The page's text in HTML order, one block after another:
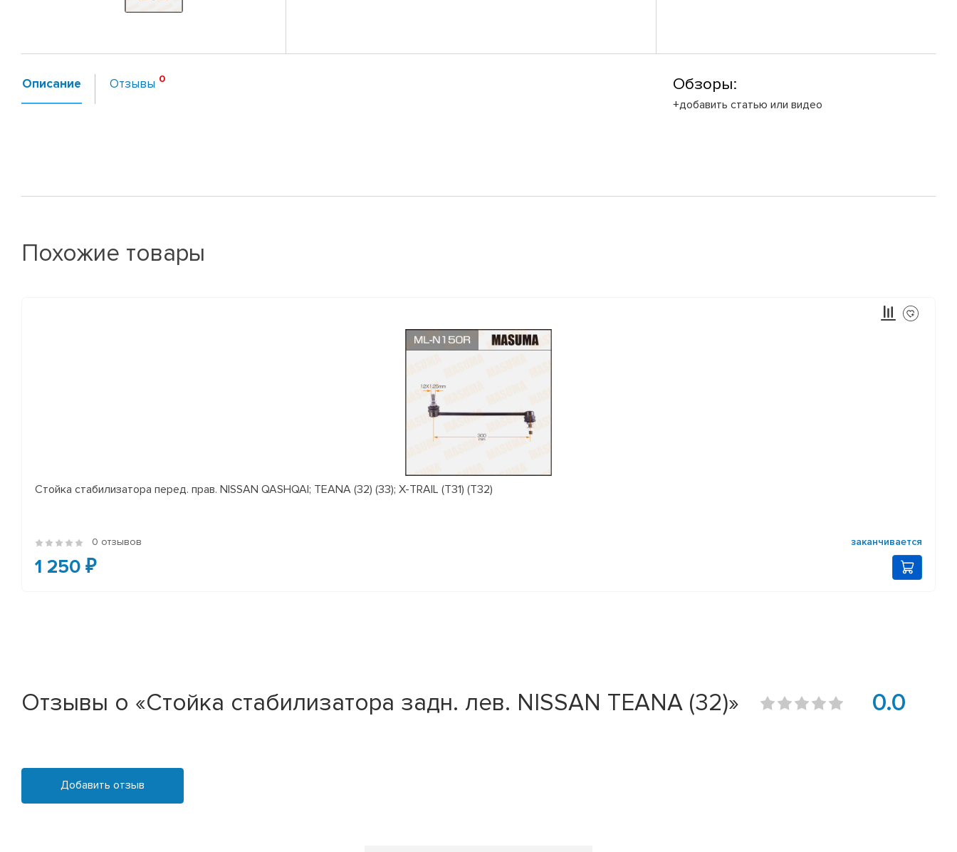
Описание Отзывы Обзоры:
+добавить статью или видео
Похожие товары
Стойка стабилизатора перед. прав. NISSAN QASHQAI; TEANA (32) (33); X-TRAIL (T31) (T32)
0 отзывов заканчивается
1 250 ₽
Отзывы о «Стойка стабилизатора задн. лев. NISSAN TEANA (32)» 0.0
Добавить отзыв